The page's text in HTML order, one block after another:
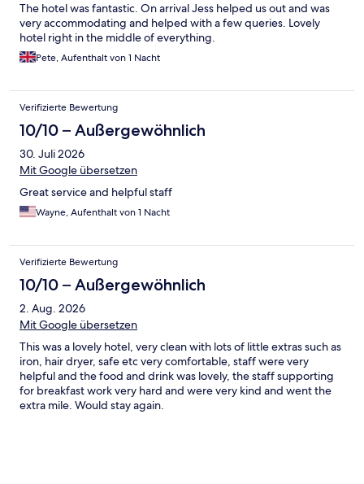
The hotel was fantastic. On arrival Jess helped us out and was
very accommodating and helped with a few queries. Lovely
hotel right in the middle of everything.
Pete, Aufenthalt von 1 Nacht
Verifizierte Bewertung
10/10 – Außergewöhnlich
30. Juli 2026
Mit Google übersetzen
Great service and helpful staff
Wayne, Aufenthalt von 1 Nacht
Verifizierte Bewertung
10/10 – Außergewöhnlich
2. Aug. 2026
Mit Google übersetzen
This was a lovely hotel, very clean with lots of little extras such as
iron, hair dryer, safe etc very comfortable, staff were very
helpful and the food and drink was lovely, the staff supporting
for breakfast work very hard and were very kind and went the
extra mile. Would stay again.